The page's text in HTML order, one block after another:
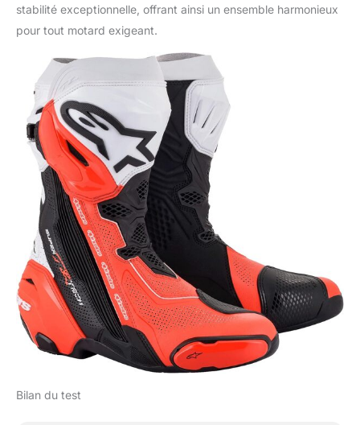
stabilité exceptionnelle, offrant ainsi un ensemble harmonieux
pour tout motard exigeant.
Bilan du test